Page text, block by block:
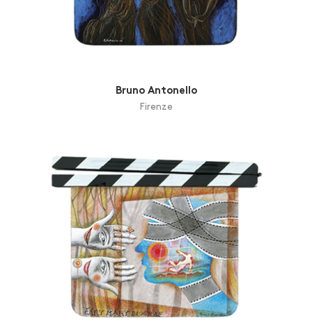
Bruno Antonello
Firenze